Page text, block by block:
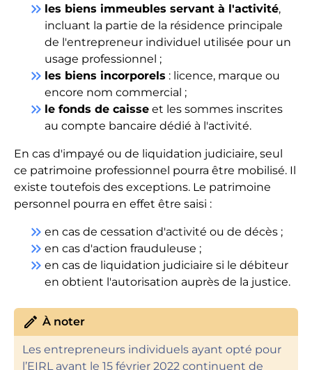
keyboard_double_arrow_right les biens immeubles servant à l'activité,
incluant la partie de la résidence principale
de l'entrepreneur individuel utilisée pour un
usage professionnel ;
keyboard_double_arrow_right les biens incorporels : licence, marque ou
encore nom commercial ;
keyboard_double_arrow_right le fonds de caisse et les sommes inscrites
au compte bancaire dédié à l'activité.
En cas d'impayé ou de liquidation judiciaire, seul
ce patrimoine professionnel pourra être mobilisé. Il
existe toutefois des exceptions. Le patrimoine
personnel pourra en effet être saisi :
keyboard_double_arrow_right en cas de cessation d'activité ou de décès ;
keyboard_double_arrow_right en cas d'action frauduleuse ;
keyboard_double_arrow_right en cas de liquidation judiciaire si le débiteur
en obtient l'autorisation auprès de la justice.
edit À noter
Les entrepreneurs individuels ayant opté pour
l’EIRL avant le 15 février 2022 continuent de